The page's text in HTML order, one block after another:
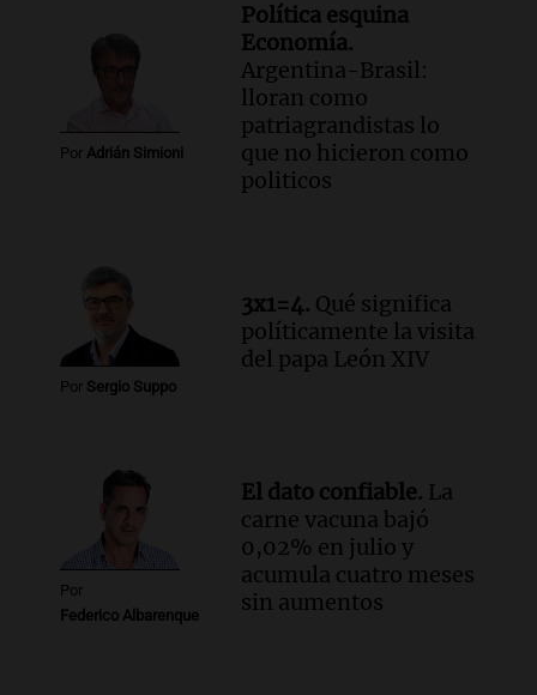
Por Adrián Simioni
Política esquina
Economía.
Argentina-Brasil:
lloran como
patriagrandistas lo
que no hicieron como
politicos
Por Sergio Suppo
3x1=4. Qué significa
políticamente la visita
del papa León XIV
Por
Federico Albarenque
El dato confiable. La
carne vacuna bajó
0,02% en julio y
acumula cuatro meses
sin aumentos